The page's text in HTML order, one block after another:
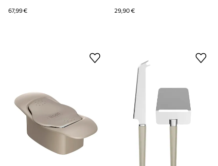
67,99 € 29,90 €